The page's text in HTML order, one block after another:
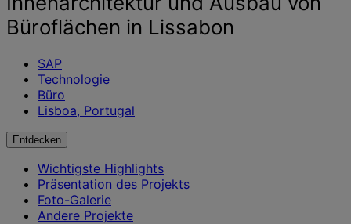
Erkenntnissen
Büroflächen in Lissabon
SAP
Technologie
Büro
Lisboa, Portugal
Entdecken
Wichtigste Highlights
Präsentation des Projekts
Foto-Galerie
Andere Projekte